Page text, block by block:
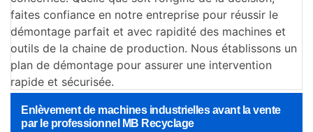
faites confiance en notre entreprise pour réussir le
démontage parfait et avec rapidité des machines et
outils de la chaine de production. Nous établissons un
plan de démontage pour assurer une intervention
rapide et sécurisée.
Enlèvement de machines industrielles avant la vente
par le professionnel MB Recyclage